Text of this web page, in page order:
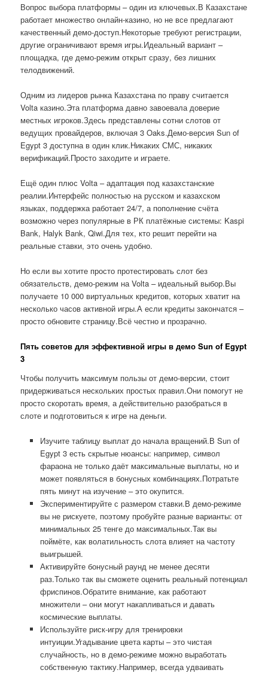
Вопрос выбора платформы – один из ключевых.В Казахстане
работает множество онлайн-казино, но не все предлагают
качественный демо-доступ.Некоторые требуют регистрации,
другие ограничивают время игры.Идеальный вариант –
площадка, где демо-режим открыт сразу, без лишних
телодвижений.
Одним из лидеров рынка Казахстана по праву считается
Volta казино.Эта платформа давно завоевала доверие
местных игроков.Здесь представлены сотни слотов от
ведущих провайдеров, включая 3 Oaks.Демо-версия Sun of
Egypt 3 доступна в один клик.Никаких СМС, никаких
верификаций.Просто заходите и играете.
Ещё один плюс Volta – адаптация под казахстанские
реалии.Интерфейс полностью на русском и казахском
языках, поддержка работает 24/7, а пополнение счёта
возможно через популярные в РК платёжные системы: Kaspi
Bank, Halyk Bank, Qiwi.Для тех, кто решит перейти на
реальные ставки, это очень удобно.
Но если вы хотите просто протестировать слот без
обязательств, демо-режим на Volta – идеальный выбор.Вы
получаете 10 000 виртуальных кредитов, которых хватит на
несколько часов активной игры.А если кредиты закончатся –
просто обновите страницу.Всё честно и прозрачно.
Пять советов для эффективной игры в демо Sun of Egypt
3
Чтобы получить максимум пользы от демо-версии, стоит
придерживаться нескольких простых правил.Они помогут не
просто скоротать время, а действительно разобраться в
слоте и подготовиться к игре на деньги.
Изучите таблицу выплат до начала вращений.В Sun of
Egypt 3 есть скрытые нюансы: например, символ
фараона не только даёт максимальные выплаты, но и
может появляться в бонусных комбинациях.Потратьте
пять минут на изучение – это окупится.
Экспериментируйте с размером ставки.В демо-режиме
вы не рискуете, поэтому пробуйте разные варианты: от
минимальных 25 тенге до максимальных.Так вы
поймёте, как волатильность слота влияет на частоту
выигрышей.
Активируйте бонусный раунд не менее десяти
раз.Только так вы сможете оценить реальный потенциал
фриспинов.Обратите внимание, как работают
множители – они могут накапливаться и давать
космические выплаты.
Используйте риск-игру для тренировки
интуиции.Угадывание цвета карты – это чистая
случайность, но в демо-режиме можно выработать
собственную тактику.Например, всегда удваивать